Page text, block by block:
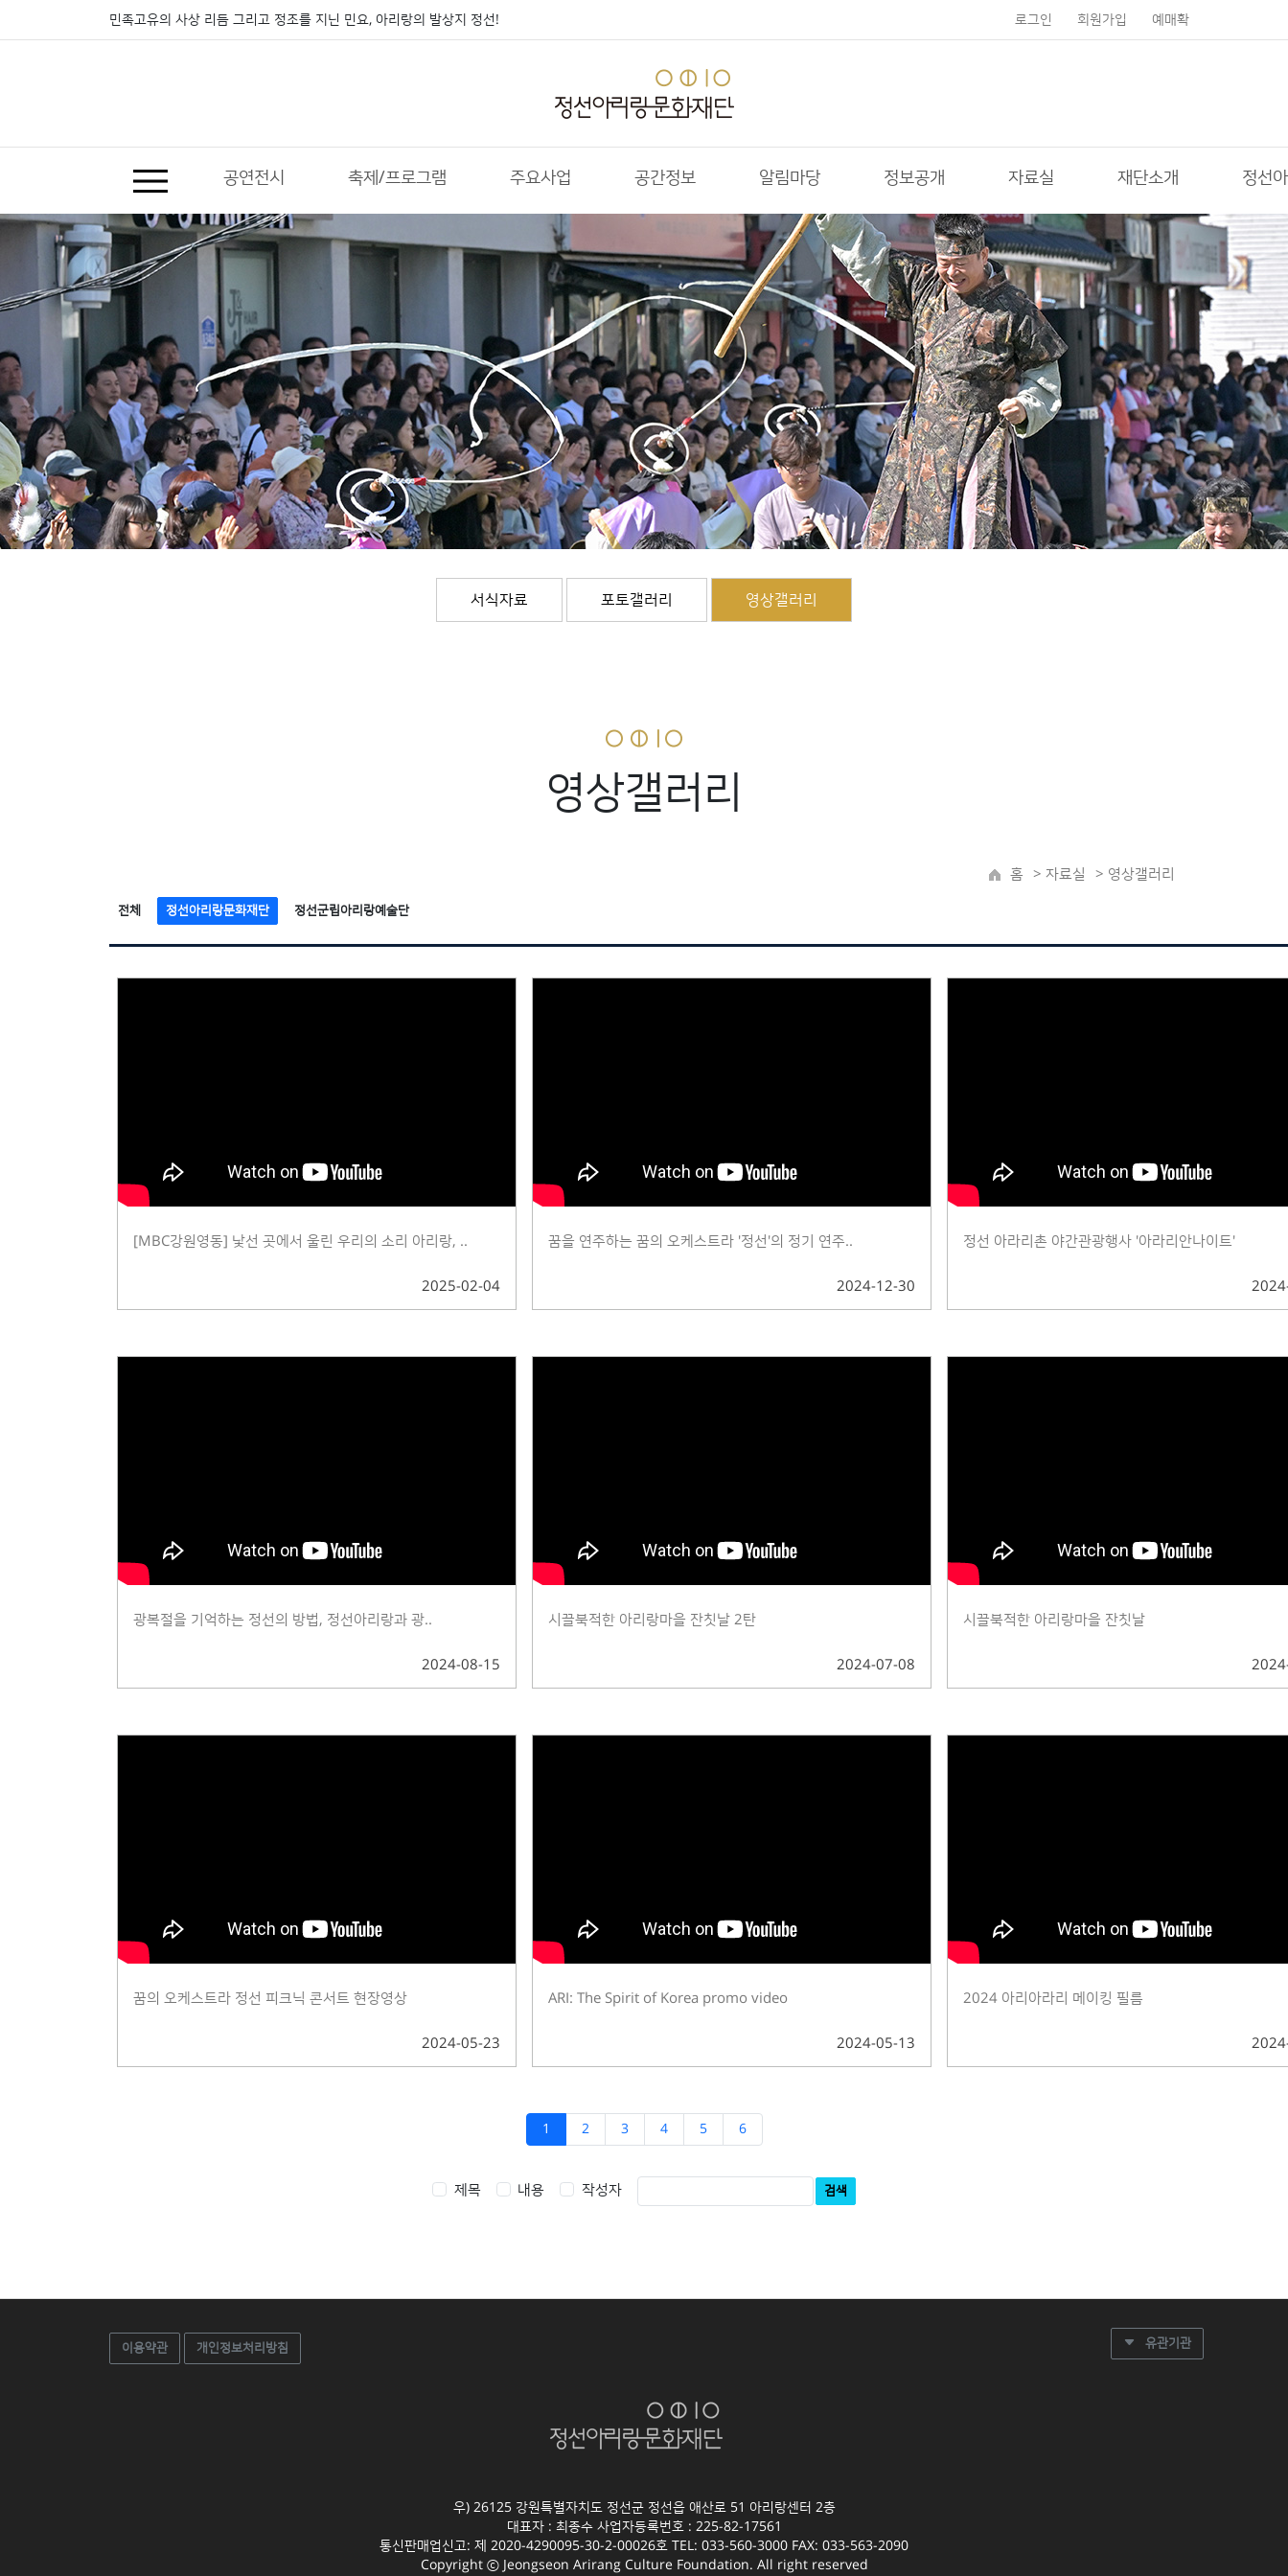
민족고유의 사상 리듬 그리고 정조를 지닌 민요, 아리랑의 발상지 정선! 로그인 회원가입 예매확
공연전시 축제/프로그램 주요사업 공간정보 알림마당 정보공개 자료실 재단소개 정선
서식자료 포토갤러리 영상갤러리
영상갤러리
> 영상갤러리
> 자료실
홈
전체 정선아리랑문화재단 정선군립아리랑예술단
[MBC강원영동] 낯선 곳에서 울린 우리의 소리 아리랑, ..
2025-02-04
꿈을 연주하는 꿈의 오케스트라 '정선'의 정기 연주..
2024-12-30
정선 아라리촌 야간관광행사 '아라리안나이트'
광복절을 기억하는 정선의 방법, 정선아리랑과 광..
2024-08-15
시끌북적한 아리랑마을 잔칫날 2탄
2024-07-08
시끌북적한 아리랑마을 잔칫날
꿈의 오케스트라 정선 피크닉 콘서트 현장영상
2024-05-23
ARI: The Spirit of Korea promo video
2024-05-13
2024 아리아라리 메이킹 필름
1 2 3 4 5 6
제목 내용 작성자 검색
이용약관 개인정보처리방침 유관기관
우) 26125 강원특별자치도 정선군 정선읍 애산로 51 아리랑센터 2층
대표자 : 최종수 사업자등록번호 : 225-82-17561
통신판매업신고: 제 2020-4290095-30-2-00026호 TEL: 033-560-3000 FAX: 033-563-2090
Copyright ⓒ Jeongseon Arirang Culture Foundation. All right reserved